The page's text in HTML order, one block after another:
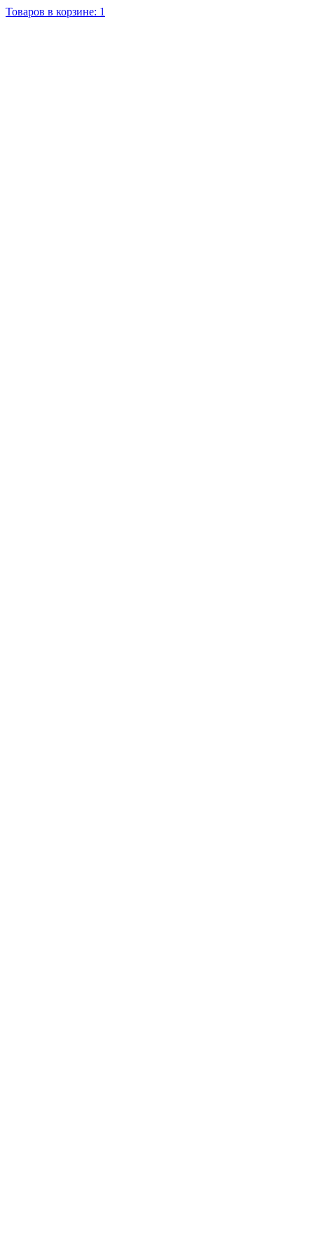
Товаров в корзине: 1